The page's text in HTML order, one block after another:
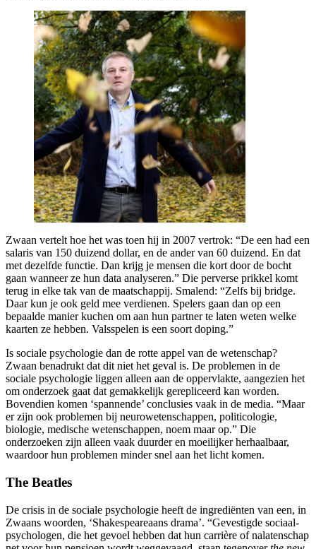
Zwaan vertelt hoe het was toen hij in 2007 vertrok: “De een had een
salaris van 150 duizend dollar, en de ander van 60 duizend. En dat
met dezelfde functie. Dan krijg je mensen die kort door de bocht
gaan wanneer ze hun data analyseren.” Die perverse prikkel komt
terug in elke tak van de maatschappij. Smalend: “Zelfs bij bridge.
Daar kun je ook geld mee verdienen. Spelers gaan dan op een
bepaalde manier kuchen om aan hun partner te laten weten welke
kaarten ze hebben. Valsspelen is een soort doping.”
Is sociale psychologie dan de rotte appel van de wetenschap?
Zwaan benadrukt dat dit niet het geval is. De problemen in de
sociale psychologie liggen alleen aan de oppervlakte, aangezien het
om onderzoek gaat dat gemakkelijk gerepliceerd kan worden.
Bovendien komen ‘spannende’ conclusies vaak in de media. “Maar
er zijn ook problemen bij neurowetenschappen, politicologie,
biologie, medische wetenschappen, noem maar op.” Die
onderzoeken zijn alleen vaak duurder en moeilijker herhaalbaar,
waardoor hun problemen minder snel aan het licht komen.
The Beatles
De crisis in de sociale psychologie heeft de ingrediënten van een, in
Zwaans woorden, ‘Shakespeareaans drama’. “Gevestigde sociaal-
psychologen, die het gevoel hebben dat hun carrière of nalatenschap